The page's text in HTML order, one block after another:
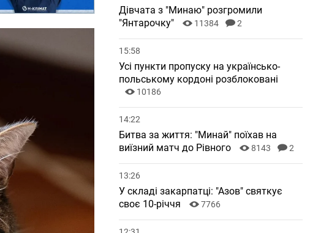
Дівчата з "Минаю" розгромили
"Янтарочку"
11384 2
15:58
Усі пункти пропуску на українсько-
польському кордоні розблоковані
10186
14:22
Битва за життя: "Минай" поїхав на
виїзний матч до Рівного
8143 2
13:26
У складі закарпатці: "Азов" святкує
своє 10-річчя
7766